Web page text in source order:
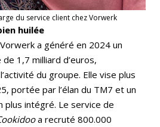
du service client chez Vorwerk
huilée
a généré en 2024 un
1,7 milliard d’euros,
du groupe. Elle vise plus
portée par l’élan du TM7 et un
plus intégré. Le service de
a recruté 800.000